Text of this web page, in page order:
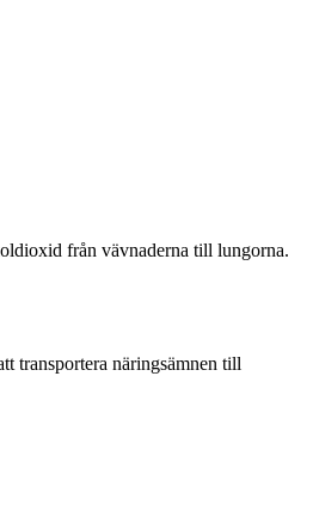
från vävnaderna till lungorna.
transportera näringsämnen till